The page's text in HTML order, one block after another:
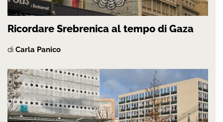
Ricordare Srebrenica al tempo di Gaza
di Carla Panico